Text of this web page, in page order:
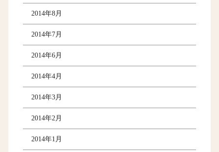
2014年8月
2014年7月
2014年6月
2014年4月
2014年3月
2014年2月
2014年1月